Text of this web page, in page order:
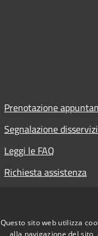
Prenotazione
Segnalazione
Leggi le FAQ
Richiesta assistenza
Questo sito web utilizza
alla navigazione del